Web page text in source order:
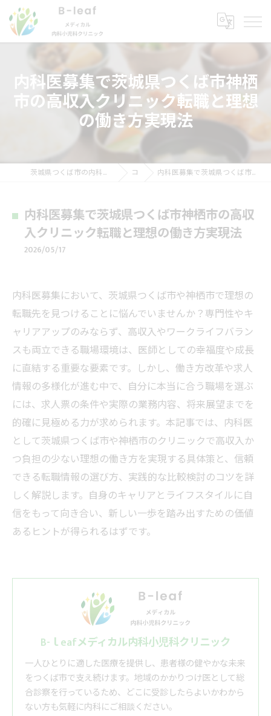
内科医募集で茨城県つくば市神栖
市の高収入クリニック転職と理想
の働き方実現法
茨城県つくば市の内科ならB-ｌeafメディカル内科小児科クリニック コラム 内科医募集で茨城県つくば市神栖市の高収入クリニック転職と理想の働き方実現法
内科医募集で茨城県つくば市神栖市の高収
入クリニック転職と理想の働き方実現法
2026/05/17
内科医募集において、茨城県つくば市や神栖市で理想の
転職先を見つけることに悩んでいませんか？専門性やキ
ャリアアップのみならず、高収入やワークライフバラン
スも両立できる職場環境は、医師としての幸福度や成長
に直結する重要な要素です。しかし、働き方改革や求人
情報の多様化が進む中で、自分に本当に合う職場を選ぶ
には、求人票の条件や実際の業務内容、将来展望までを
的確に見極める力が求められます。本記事では、内科医
として茨城県つくば市や神栖市のクリニックで高収入か
つ負担の少ない理想の働き方を実現する具体策と、信頼
できる転職情報の選び方、実践的な比較検討のコツを詳
しく解説します。自身のキャリアとライフスタイルに自
信をもって向き合い、新しい一歩を踏み出すための価値
あるヒントが得られるはずです。
B-ｌeafメディカル内科小児科クリニック
一人ひとりに適した医療を提供し、患者様の健やかな未来
をつくば市で支え続けます。地域のかかりつけ医として総
合診察を行っているため、どこに受診したらよいかわから
ない方も気軽に内科にご相談ください。